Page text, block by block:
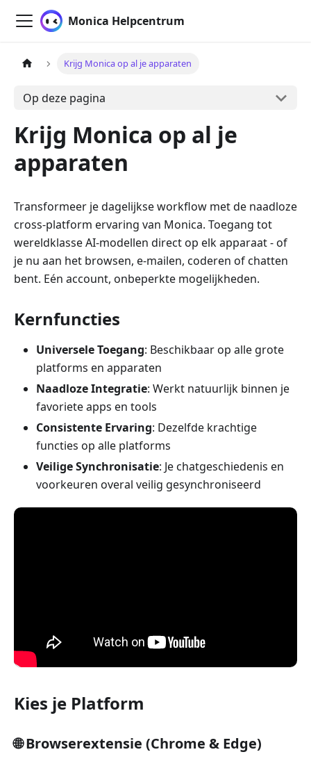
Monica Helpcentrum
Krijg Monica op al je apparaten
Op deze pagina
Krijg Monica op al je
apparaten
Transformeer je dagelijkse workflow met de naadloze
cross-platform ervaring van Monica. Toegang tot
wereldklasse AI-modellen direct op elk apparaat - of
je nu aan het browsen, e-mailen, coderen of chatten
bent. Eén account, onbeperkte mogelijkheden.
Kernfuncties
Universele Toegang: Beschikbaar op alle grote
platforms en apparaten
Naadloze Integratie: Werkt natuurlijk binnen je
favoriete apps en tools
Consistente Ervaring: Dezelfde krachtige
functies op alle platforms
Veilige Synchronisatie: Je chatgeschiedenis en
voorkeuren overal veilig gesynchroniseerd
Kies je Platform
🌐 Browserextensie (Chrome & Edge)